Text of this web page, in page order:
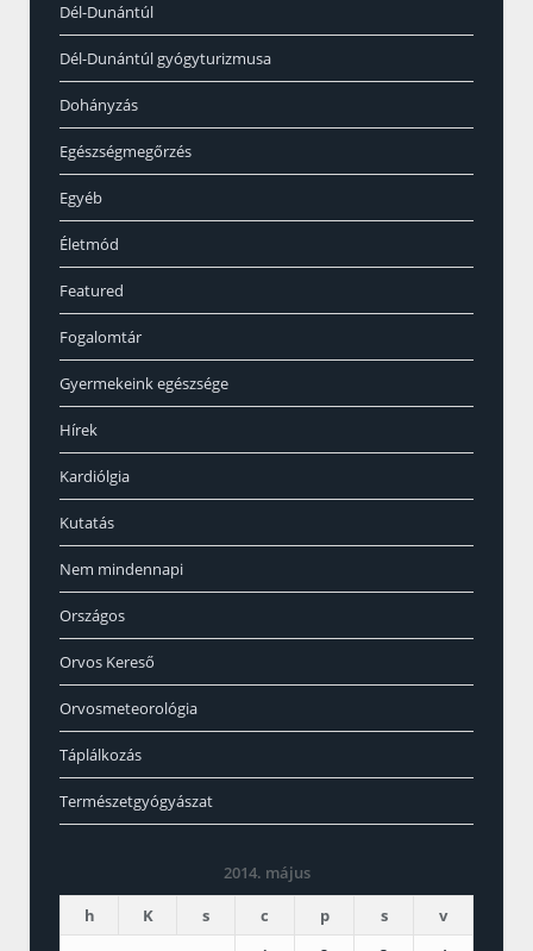
Dél-Dunántúl
Dél-Dunántúl gyógyturizmusa
Dohányzás
Egészségmegőrzés
Egyéb
Életmód
Featured
Fogalomtár
Gyermekeink egészsége
Hírek
Kardiólgia
Kutatás
Nem mindennapi
Országos
Orvos Kereső
Orvosmeteorológia
Táplálkozás
Természetgyógyászat
2014. május
h
K s c p s
v